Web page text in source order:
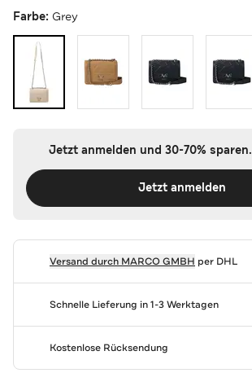
Farbe: Grey
Jetzt anmelden und 30-70% sparen.
Jetzt anmelden
Versand durch MARCO GMBH per DHL
Schnelle Lieferung in 1-3 Werktagen
Kostenlose Rücksendung